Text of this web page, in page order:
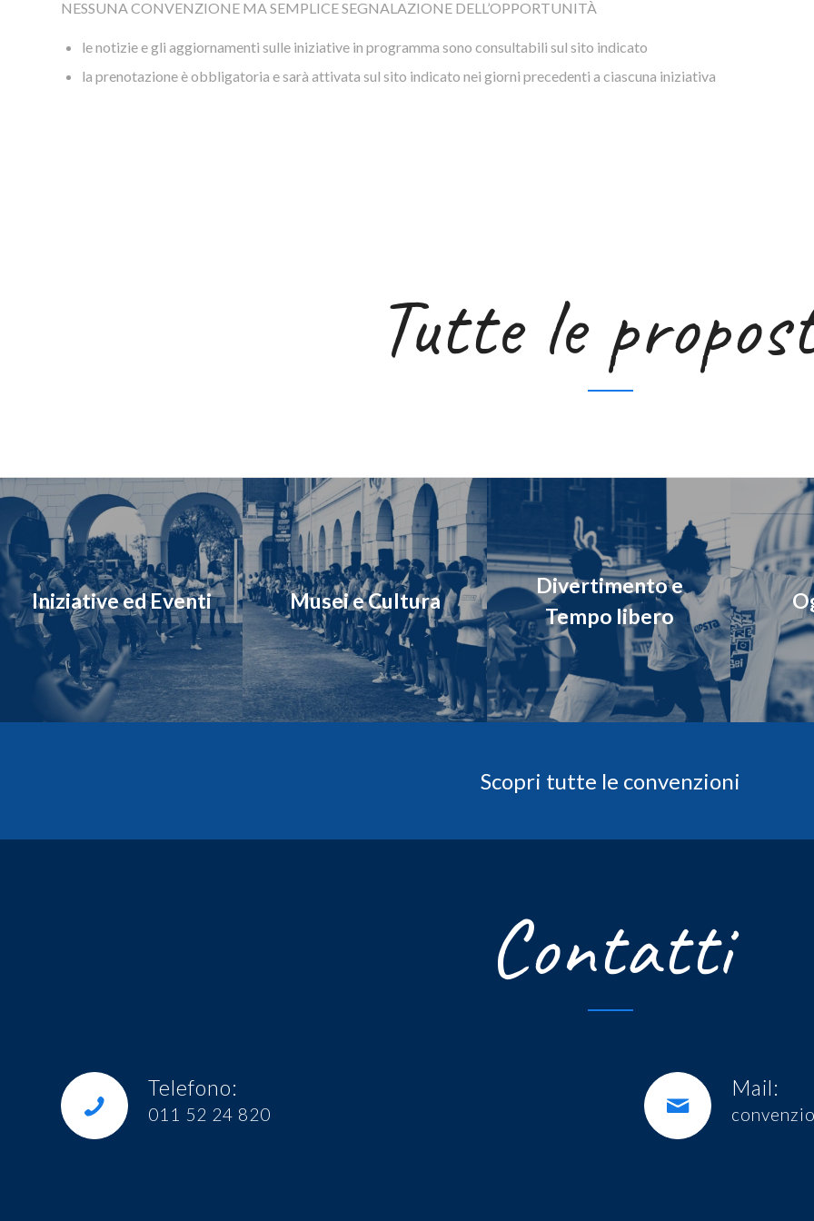
NESSUNA CONVENZIONE MA SEMPLICE SEGNALAZIONE DELL’OPPORTUNITÀ
le notizie e gli aggiornamenti sulle iniziative in programma sono consultabili sul sito indicato
la prenotazione è obbligatoria e sarà attivata sul sito indicato nei giorni precedenti a ciascuna iniziativa
Tutte le
Iniziative ed Eventi Musei e Cultura
Divertimento e
Tempo libero
Scopri tutte le convenzioni
Contatti
Telefono:
011 52 24 820
Mail: